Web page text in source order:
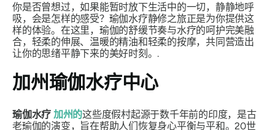
你是否曾想过，如果能暂时放下生活中的一切，静静地呼
吸，会是怎样的感受？瑜伽水疗静修之旅正是为你提供这
样的体验。在这里，瑜伽的舒缓节奏与水疗的呵护完美融
合，轻柔的伸展、温暖的精油和轻柔的按摩，共同营造出
让你的思绪平静下来的美好时刻。.
加州瑜伽水疗中心
瑜伽水疗 加州的这些度假村起源于数千年前的印度，是古
老瑜伽的演变，旨在帮助人们恢复身心平衡与平和。20世